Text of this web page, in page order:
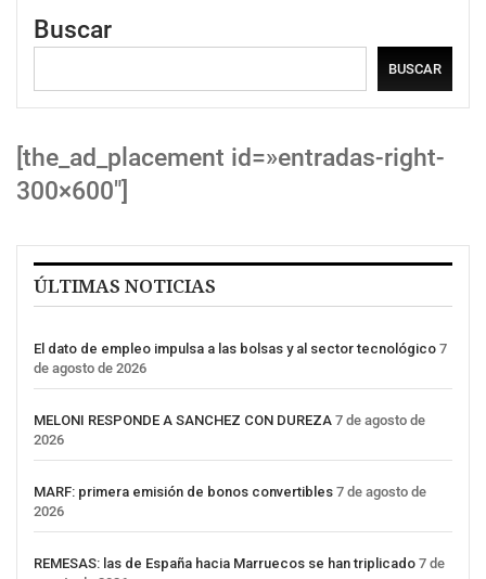
Buscar
BUSCAR
[the_ad_placement id=»entradas-right-
300×600″]
ÚLTIMAS NOTICIAS
El dato de empleo impulsa a las bolsas y al sector tecnológico 7
de agosto de 2026
MELONI RESPONDE A SANCHEZ CON DUREZA 7 de agosto de
2026
MARF: primera emisión de bonos convertibles 7 de agosto de
2026
REMESAS: las de España hacia Marruecos se han triplicado 7 de